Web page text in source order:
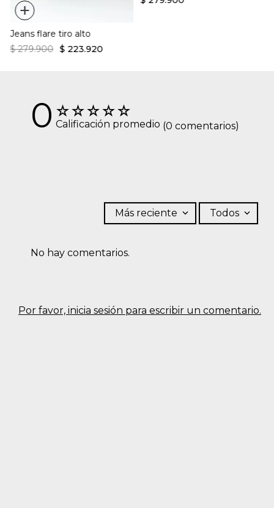
+
Jeans flare tiro alto
$ 279.900 $ 223.920
☆☆☆☆☆
0 Calificación promedio (0 comentarios)
Por favor, inicia sesión para escribir un comentario.
Más reciente Todos
No hay comentarios.